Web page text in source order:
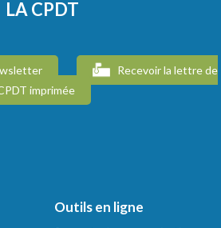
LA CPDT
Recevoir la lettre de
imprimée
Outils en ligne